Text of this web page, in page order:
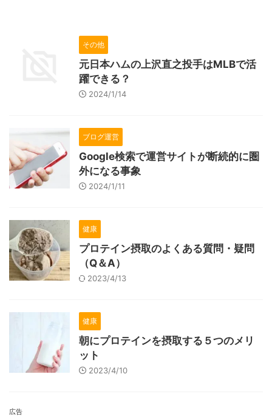
その他
元日本ハムの上沢直之投手はMLBで活
躍できる？
2024/1/14
ブログ運営
Google検索で運営サイトが断続的に圏
外になる事象
2024/1/11
健康
プロテイン摂取のよくある質問・疑問
（Q＆A）
2023/4/13
健康
朝にプロテインを摂取する５つのメリ
ット
2023/4/10
広告